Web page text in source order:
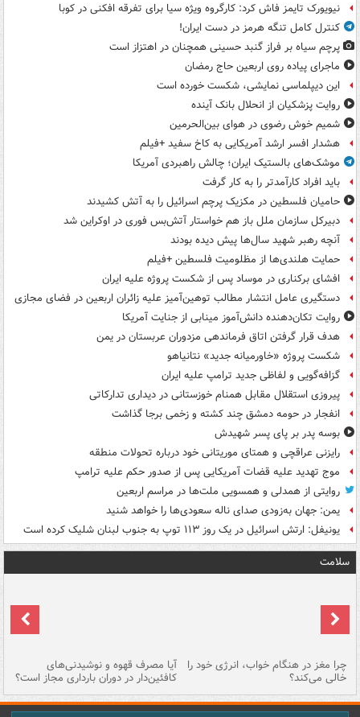
نیویورک تایمز فاش کرد: کارگروه ویژه سیا برای تفرقه افکنی در کوبا
کنترل کامل تنگه هرمز در دست ایران!
پرچم سیاه بر فراز گنبد حسینی همچنان در اهتزاز است
ماجرای پیاده روی اربعین حاج رمضان
این دیپلماسی نمایشی، شکست خورده است
روایت پزشکیان از انحلال بانک آینده
شمیم خوش رضوی در هوای بین‌الحرمین
هشدار افسر ارشد آمریکایی به کاخ سفید +فیلم
موشک‌های بالستیک ایران؛ چالش راهبردی آمریکا
باید افراد کارآمدتر را به کار گرفت
حامیان فلسطین در مکزیک پرچم اسرائیل را به آتش کشیدند
دبیرکل سازمان ملل باز هم خواستار آتش‌بس فوری در اوکراین شد
آنچه رهبر شهید سال‌ها پیش دیده بودند
حمایت هلندی‌ها از مظلومیت فلسطین +فیلم
افشای برکناری در موساد پس از شکست پروژه علیه ایران
دستگیری عامل انتشار مطالب توهین‌آمیز علیه زائران اربعین در فضای مجازی
روایت تکان‌دهنده دانش‌آموز مینابی از جنایت آمریکا
هدف قرار گرفتن اتاق‌ فرماندهی مزدوران عربستان در یمن
شکست پروژه «خاورمیانه جدید» نتانیاهو
گزافه‌گویی و لفاظی جدید ترامپ علیه ایران
پیروزی استقلال مقابل همنام خوزستانی در دیداری تدارکاتی
انفجار در حومه دمشق چند کشته و زخمی برجا گذاشت
بوسه‌ پدر بر پای پسر شهیدش
رایزنی عراقچی و همتای موریتانی خود درباره تحولات منطقه
موج تهدید علیه قضات آمریکایی پس از صدور حکم علیه ترامپ
روایتی از همدلی و همسویی ملت‌ها در مراسم اربعین
یمن: جهان به‌زودی صدای ناله سعودی‌ها را خواهد شنید
یونیفل: ارتش اسرائیل در یک روز ۱۱۳ توپ به جنوب لبنان شلیک کرده است
سلامت
چرا مغز در هنگام خواب، انرژی خود را
خالی می‌کند؟
آیا مصرف قهوه و نوشیدنی‌های
کافئین‌دار در دوران بارداری مجاز است؟